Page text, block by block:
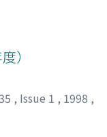
）
, Issue 1 , 1998 ,